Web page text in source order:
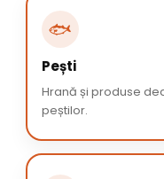
🐟
Pești
Hrană și produse
peștilor.